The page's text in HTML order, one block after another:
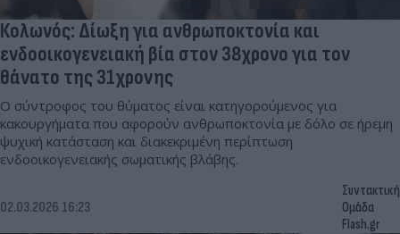
Κολωνός: Δίωξη για ανθρωποκτονία και
ενδοοικογενειακή βία στον 38χρονο για τον
θάνατο της 31χρονης
Ο σύντροφος του θύματος είναι κατηγορούμενος για
κακουργήματα που αφορούν ανθρωποκτονία με δόλο σε ήρεμη
ψυχική κατάσταση και διακεκριμένη περίπτωση
ενδοοικογενειακής σωματικής βλάβης.
02.03.2026 16:23
Συντακτική
Ομάδα
Flash.gr